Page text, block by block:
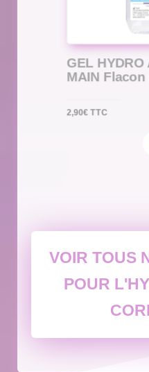
GEL HYDRO
MAIN Flacon
2,90€ TTC
VOIR TOUS
POUR